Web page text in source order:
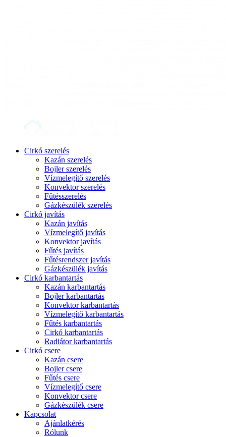
Cirkó szerelés
Kazán szerelés
Bojler szerelés
Vízmelegítő szerelés
Konvektor szerelés
Fűtésszerelés
Gázkészülék szerelés
Cirkó javítás
Kazán javítás
Vízmelegítő javítás
Konvektor javítás
Fűtés javítás
Fűtésrendszer javítás
Gázkészülék javítás
Cirkó karbantartás
Kazán karbantartás
Bojler karbantartás
Konvektor karbantartás
Vízmelegítő karbantartás
Fűtés karbantartás
Cirkó karbantartás
Radiátor karbantartás
Cirkó csere
Kazán csere
Bojler csere
Fűtés csere
Vízmelegítő csere
Konvektor csere
Gázkészülék csere
Kapcsolat
Ajánlatkérés
Rólunk